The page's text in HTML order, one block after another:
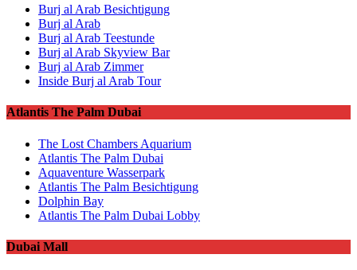
Burj al Arab Besichtigung
Burj al Arab
Burj al Arab Teestunde
Burj al Arab Skyview Bar
Burj al Arab Zimmer
Inside Burj al Arab Tour
Atlantis The Palm Dubai
The Lost Chambers Aquarium
Atlantis The Palm Dubai
Aquaventure Wasserpark
Atlantis The Palm Besichtigung
Dolphin Bay
Atlantis The Palm Dubai Lobby
Dubai Mall